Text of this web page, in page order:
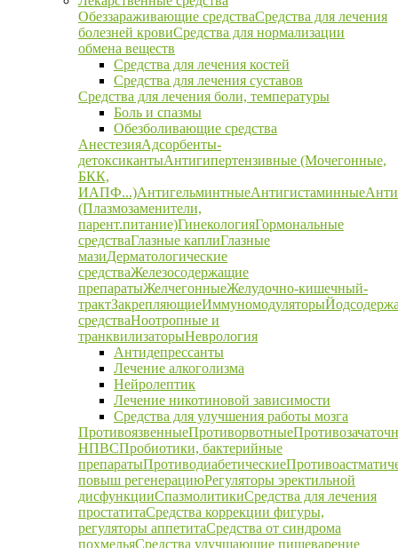
Обеззараживающие средстваСредства для лечения
болезней кровиСредства для нормализации
обмена веществ
Средства для лечения костей
Средства для лечения суставов
Средства для лечения боли, температуры
Боль и спазмы
Обезболивающие средства
АнестезияАдсорбенты-
детоксикантыАнтигипертензивные (Мочегонные,
БКК,
ИАПФ...)АнтигельминтныеАнтигистаминные
(Плазмозаменители,
парент.питание)ГинекологияГормональные
средстваГлазные каплиГлазные
мазиДерматологические
средстваЖелезосодержащие
препаратыЖелчегонныеЖелудочно-кишечный-
трактЗакрепляющиеИммуномодуляторы
средстваНоотропные и
транквилизаторыНеврология
Антидепрессанты
Лечение алкоголизма
Нейролептик
Лечение никотиновой зависимости
Средства для улучшения работы мозга
ПротивоязвенныеПротиворвотные
НПВСПробиотики, бактерийные
препаратыПротиводиабетические
повыш регенерациюРегуляторы эректильной
дисфункцииСпазмолитикиСредства для лечения
простатитаСредства коррекции фигуры,
регуляторы аппетитаСредства от синдрома
похмельяСредства улучшающие пищеварение